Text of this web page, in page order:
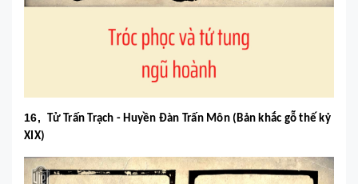
16,
Tử Trấn Trạch - Huyền Đàn Trấn Môn (Bản khắc gỗ thế kỷ
XIX)